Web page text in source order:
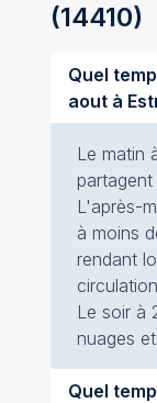
(14410)
Quel
aout à
Le matin
L'après-
à moins
rendant
Le soir à
nuages
Quel